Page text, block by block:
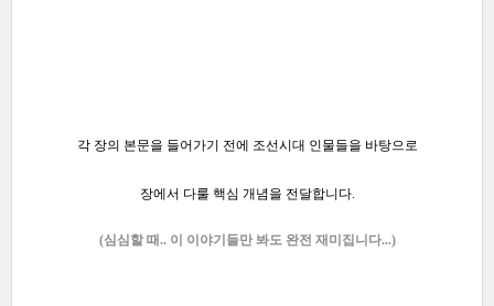
각 장의 본문을 들어가기 전에 조선시대 인물들을 바탕으로
장에서 다룰 핵심 개념을 전달합니다.
(심심할 때..이 이야기들만 봐도 완전 재미집니다...)